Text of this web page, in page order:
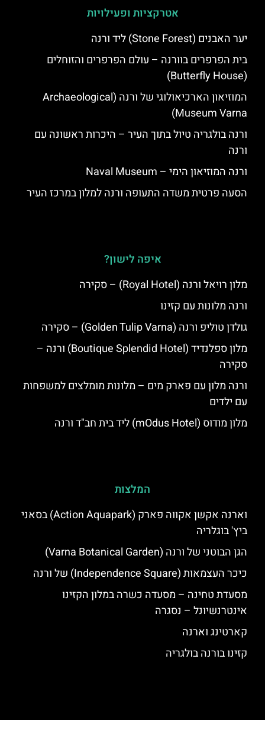
אטרקציות ופעילויות
יער האבנים (Stone Forest) ליד ורנה
בית הפרפרים בוורנה – עולם הפרפרים והזוחלים
(Butterfly House)
המוזיאון הארכיאולוגי של ורנה (Archaeological
Museum Varna)
ורנה בולגריה טיול בתוך העיר – היכרות ראשונה עם
ורנה
ורנה המוזיאון הימי – Naval Museum
הסעה פרטית משדה התעופה ורנה למלון במרכז העיר
איפה לישון?
מלון רויאל ורנה (Royal Hotel) – סקירה
ורנה מלונות עם קזינו
גולדן טוליפ ורנה (Golden Tulip Varna) – סקירה
מלון ספלנדיד (Boutique Splendid Hotel) ורנה –
סקירה
ורנה מלון עם פארק מים – מלונות מומלצים למשפחות
עם ילדים
מלון מודוס (mOdus Hotel) ליד בית חב"ד ורנה
המלצות
וארנה אקשן אקווה פארק (Action Aquapark) בסאני
ביץ' בוגלריה
הגן הבוטני של ורנה (Varna Botanical Garden)
כיכר העצמאות (Independence Square) של ורנה
מסעדת טחינה – מסעדה כשרה במלון הקזינו
אינטרנשיונל – נסגרה
קארטינג וארנה
קזינו בורנה בולגריה